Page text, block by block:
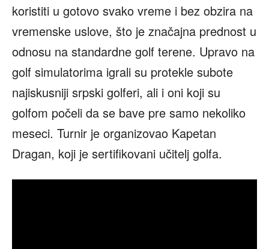
koristiti u gotovo svako vreme i bez obzira na
vremenske uslove, što je značajna prednost u
odnosu na standardne golf terene. Upravo na
golf simulatorima igrali su protekle subote
najiskusniji srpski golferi, ali i oni koji su
golfom počeli da se bave pre samo nekoliko
meseci. Turnir je organizovao Kapetan
Dragan, koji je sertifikovani učitelj golfa.